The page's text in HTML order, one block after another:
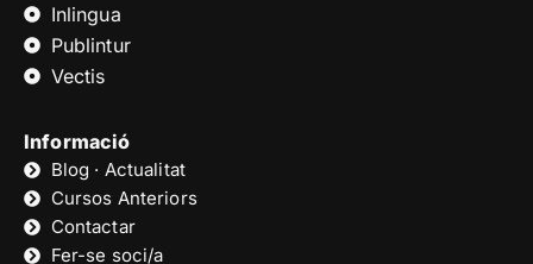
Inlingua
Publintur
Vectis
Informació
Blog · Actualitat
Cursos Anteriors
Contactar
Fer-se soci/a